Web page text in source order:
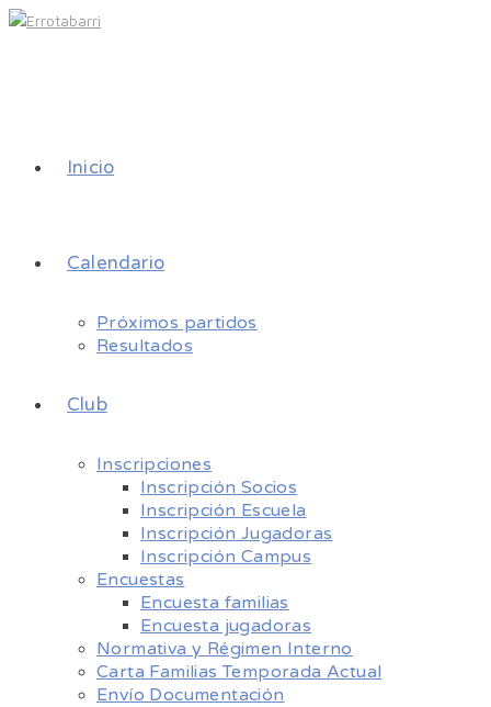
Inicio
Calendario
Próximos partidos
Resultados
Club
Inscripciones
Inscripción Socios
Inscripción Escuela
Inscripción Jugadoras
Inscripción Campus
Encuestas
Encuesta familias
Encuesta jugadoras
Normativa y Régimen Interno
Carta Familias Temporada Actual
Envío Documentación